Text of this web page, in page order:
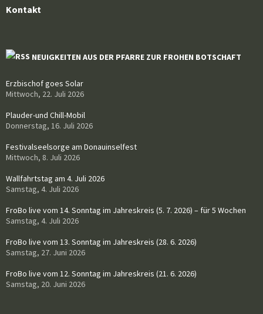
Kontakt
NEUIGKEITEN AUS DER PFARRE ZUR FROHEN BOTSCHAFT
Erzbischof goes Solar
Mittwoch, 22. Juli 2026
Plauder-und Chill-Mobil
Donnerstag, 16. Juli 2026
Festivalseelsorge am Donauinselfest
Mittwoch, 8. Juli 2026
Wallfahrtstag am 4. Juli 2026
Samstag, 4. Juli 2026
FroBo live vom 14. Sonntag im Jahreskreis (5. 7. 2026) – für 5 Wochen
Samstag, 4. Juli 2026
FroBo live vom 13. Sonntag im Jahreskreis (28. 6. 2026)
Samstag, 27. Juni 2026
FroBo live vom 12. Sonntag im Jahreskreis (21. 6. 2026)
Samstag, 20. Juni 2026